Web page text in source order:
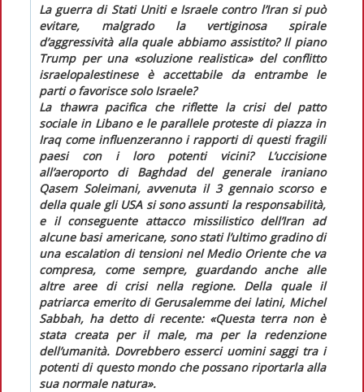
La guerra di Stati Uniti e Israele contro l’Iran si può
evitare, malgrado la vertiginosa spirale
d’aggressività alla quale abbiamo assistito? Il piano
Trump per una «soluzione realistica» del conflitto
israelopalestinese è accettabile da entrambe le
parti o favorisce solo Israele?
La thawra pacifica che riflette la crisi del patto
sociale in Libano e le parallele proteste di piazza in
Iraq come influenzeranno i rapporti di questi fragili
paesi con i loro potenti vicini? L’uccisione
all’aeroporto di Baghdad del generale iraniano
Qasem Soleimani, avvenuta il 3 gennaio scorso e
della quale gli USA si sono assunti la responsabilità,
e il conseguente attacco missilistico dell’Iran ad
alcune basi americane, sono stati l’ultimo gradino di
una escalationdi tensioni nel Medio Oriente che va
compresa, come sempre, guardando anche alle
altre aree di crisi nella regione. Della quale il
patriarca emerito di Gerusalemme dei latini, Michel
Sabbah, ha detto di recente: «Questa terra non è
stata creata per il male, ma per la redenzione
dell’umanità. Dovrebbero esserci uomini saggi tra i
potenti di questo mondo che possano riportarla alla
sua normale natura».